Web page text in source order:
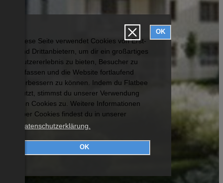
Diese Seite verwendet Cookies von Erst-
und Drittanbietern, um dir ein großartiges
Nutzererlebnis zu bieten, Besucher zu
erfassen und die Website fortlaufend
verbessern zu können. Indem du Flatbee
nutzt, stimmst du unserer Verwendung
von Cookies zu. Weitere Informationen
über Cookies findest du in unserer
Datenschutzerklärung.
OK
OK